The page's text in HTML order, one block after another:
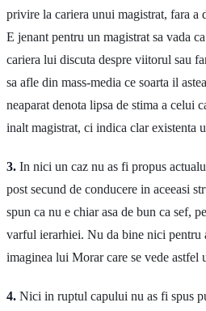
privire la cariera unui magistrat, fara a
E jenant pentru un magistrat sa vada
cariera lui discuta despre viitorul sau
sa afle din mass-media ce soarta il
neaparat denota lipsa de stima a celui
inalt magistrat, ci indica clar existenta
3. In nici un caz nu as fi propus
post secund de conducere in aceeasi
spun ca nu e chiar asa de bun ca sef,
varful ierarhiei. Nu da bine nici pentru
imaginea lui Morar care se vede astfel
4. Nici in ruptul capului nu as fi spus